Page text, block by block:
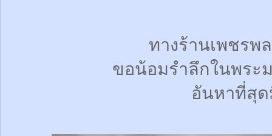
ทางร้านเพชรพ
ขอน้อมรำลึกในพร
อันหาที่สุ